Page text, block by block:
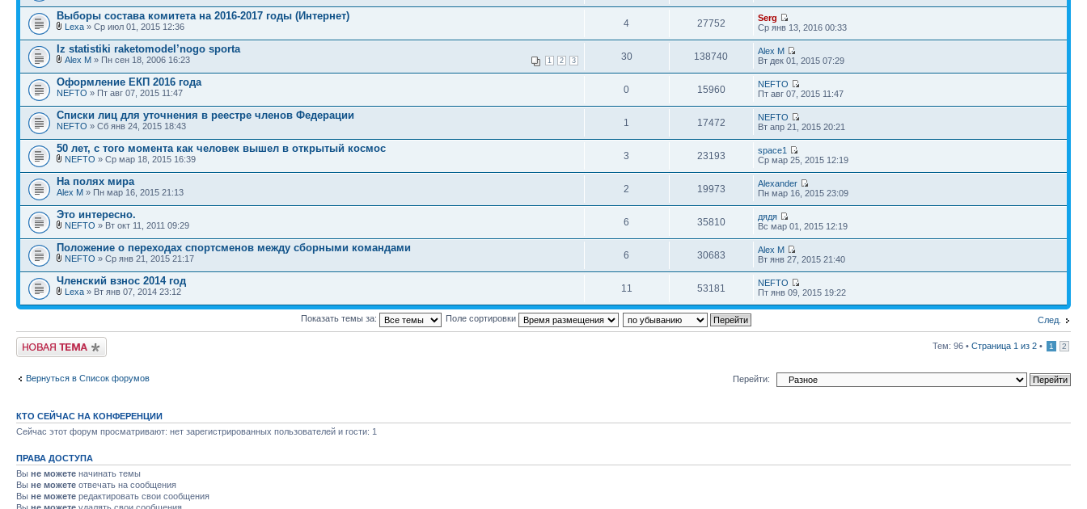
Выборы состава комитета на 2016-2017 годы (Интернет)
Lexa » Ср июл 01, 2015 12:36 4 27752
Serg
Ср янв 13, 2016 00:33
Iz statistiki raketomodel’nogo sporta
1 2 3
Alex M » Пн сен 18, 2006 16:23 30 138740
Alex M
Вт дек 01, 2015 07:29
Оформление ЕКП 2016 года
NEFTO » Пт авг 07, 2015 11:47 0 15960
NEFTO
Пт авг 07, 2015 11:47
Списки лиц для уточнения в реестре членов Федерации
NEFTO » Сб янв 24, 2015 18:43 1 17472
NEFTO
Вт апр 21, 2015 20:21
50 лет, с того момента как человек вышел в открытый космос
NEFTO » Ср мар 18, 2015 16:39 3 23193
space1
Ср мар 25, 2015 12:19
На полях мира
Alex M » Пн мар 16, 2015 21:13 2 19973
Alexander
Пн мар 16, 2015 23:09
Это интересно.
NEFTO » Вт окт 11, 2011 09:29 6 35810
дядя
Вс мар 01, 2015 12:19
Положение о переходах спортсменов между сборными командами
NEFTO » Ср янв 21, 2015 21:17 6 30683
Alex M
Вт янв 27, 2015 21:40
Членский взнос 2014 год
Lexa » Вт янв 07, 2014 23:12 11 53181
NEFTO
Пт янв 09, 2015 19:22
След.
Показать темы за: Поле сортировки
Новая тема Тем: 96 • Страница 1 из 2 • 1 2
Вернуться в Список форумов Перейти:
КТО СЕЙЧАС НА КОНФЕРЕНЦИИ
Сейчас этот форум просматривают: нет зарегистрированных пользователей и гости: 1
ПРАВА ДОСТУПА
Вы не можете начинать темы
Вы не можете отвечать на сообщения
Вы не можете редактировать свои сообщения
Вы не можете удалять свои сообщения